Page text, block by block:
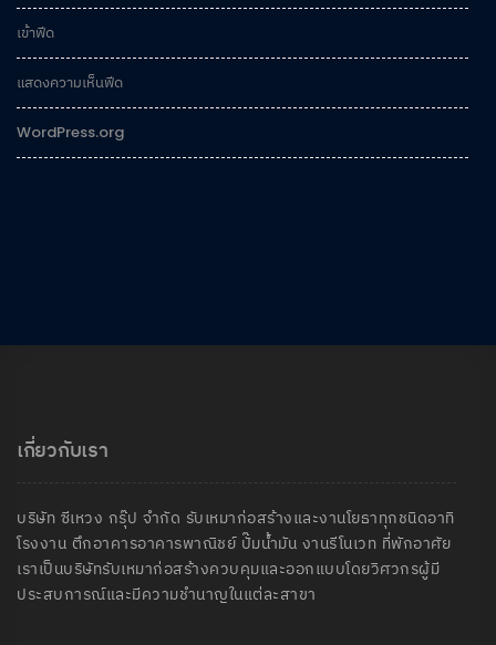
เข้าฟีด
แสดงความเห็นฟีด
WordPress.org
เกี่ยวกับเรา
บริษัท ซีเหวง กรุ๊ป จำกัด รับเหมาก่อสร้างและงานโยธาทุกชนิดอาทิ
โรงงาน ตึกอาคารอาคารพาณิชย์ ปั๊มน้ำมัน งานรีโนเวท ที่พักอาศัย
เราเป็นบริษัทรับเหมาก่อสร้างควบคุมและออกแบบโดยวิศวกรผู้มี
ประสบการณ์และมีความชำนาญในแต่ละสาขา